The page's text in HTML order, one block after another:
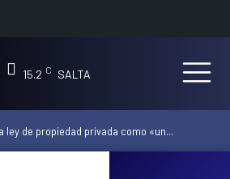
15.2 C SALTA
ley de propiedad privada como «un...